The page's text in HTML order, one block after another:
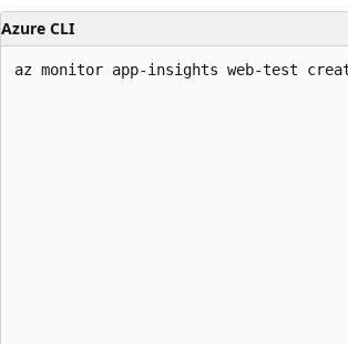
Azure CLI
az monitor app-insights web-test